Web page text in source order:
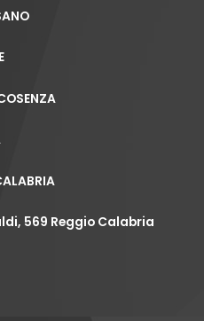
569 Reggio Calabria